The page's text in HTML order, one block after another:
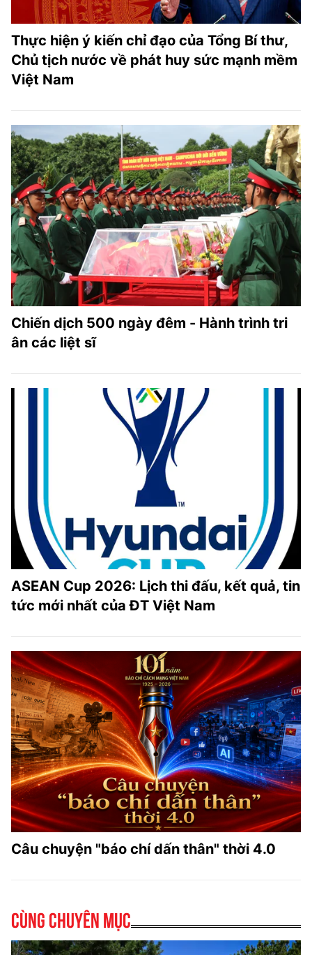
Thực hiện ý kiến chỉ đạo của Tổng Bí thư,
Chủ tịch nước về phát huy sức mạnh mềm
Việt Nam
Chiến dịch 500 ngày đêm - Hành trình tri
ân các liệt sĩ
ASEAN Cup 2026: Lịch thi đấu, kết quả, tin
tức mới nhất của ĐT Việt Nam
Câu chuyện "báo chí dấn thân" thời 4.0
Cùng chuyên mục